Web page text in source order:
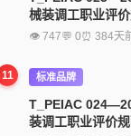
械装调工职业评
👁 747💬 0⏰ 384天
11 标准品牌
T_PEIAC
装调工职业评价